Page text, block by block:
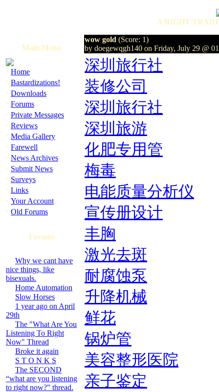
A RIGHT
Main Menu
· Home
· Bastardizations!
· Downloads
· Forums
· Private Messages
· Reviews
· Media Gallery
· Farewell
· News Archives
· Submit News
· Surveys
· Links
· Your Account
· Old Forums
Forums
Why we cant have
nice things, like
bisexuals.
Home Automation
Slow Horses
1 year ago on April
29th
The "What Are You
Listening To Right
Now" Thread
Broke it again
S T O N K S
The SECOND
“what are you listening
to right now?” thread.
wow gold (Score: 1)
by doegewqgh140 on Friday, July 29 @
深圳旅行社
装修公司
深圳旅行社
深圳旅游
化肥专用管
梅毒
电能质量分析仪
宣传册设计
丰胸
激光去斑
耐腐蚀泵
升降机械
鲜花
锅炉管
美容整形医院
亲子鉴定